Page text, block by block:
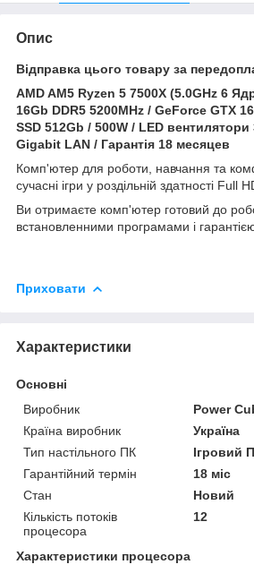
Опис
Відправка цього товару за
AMD AM5 Ryzen 5 7500X (5.0GHz 6
16Gb DDR5 5200MHz / GeForce GTX
SSD 512Gb / 500W / LED
Gigabit LAN / Гарантія 18 месяцев
Комп'ютер для роботи, навчання та
сучасні ігри у роздільній здатності Full
Ви отримаєте комп'ютер готовий до
встановленними програмами і
Приховати
Характеристики
Основні
Виробник
Power
Країна виробник
Україна
Тип настільного ПК
Ігровий
Гарантійний термін
18 міс
Стан
Новий
Кількість потоків
процесора
12
Характеристики процесора